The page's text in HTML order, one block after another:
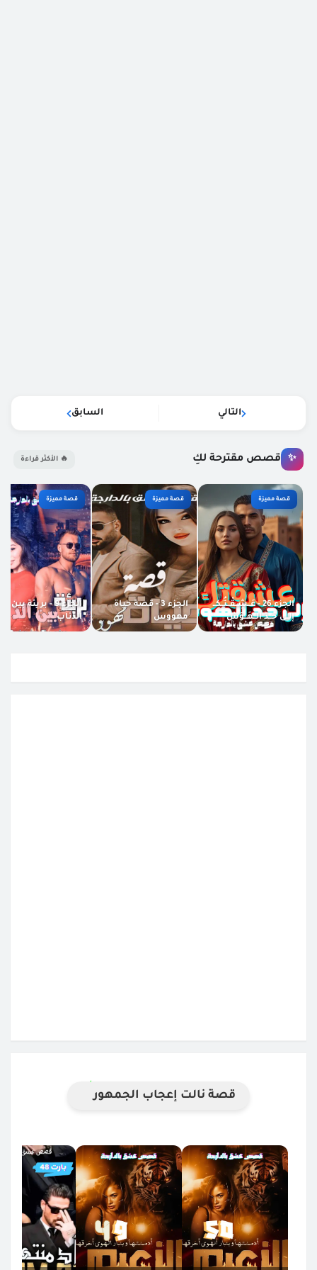
التالي السابق
✨ قصص مقترحة لكِ 🔥 الأكثر قراءة
قصة مميزة
الجزء 26 - عَــشِــقْــتُــكِــ
إلــى حَــدّ الــهَــوَسْ
قصة مميزة
الجزء 3 - قصة حياة
مهووس
قصة مميزة
الجزء 9 - بريئة بين
الذئاب
قصة نالت إعجاب الجمهور